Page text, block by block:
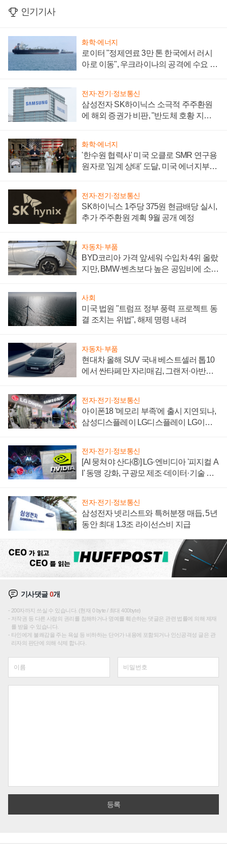
인기기사
화학·에너지
로이터 "정제연료 3만 톤 한국에서 러시
아로 이동", 우크라이나의 공격에 수요 늘
전자·전기·정보통신
삼성전자 SK하이닉스 소극적 주주환원
에 해외 증권가 비판, "반도체 호황 지속
화학·에너지
'한수원 협력사' 미국 오클로 SMR 연구용
원자로 '임계 상태' 도달, 미국 에너지부
전자·전기·정보통신
SK하이닉스 1주당 375원 현금배당 실시,
추가 주주환원 계획 9월 공개 예정
자동차·부품
BYD코리아 가격 앞세워 수입차 4위 올랐
지만, BMW·벤츠보다 높은 공임비에 소비
사회
미국 법원 "트럼프 정부 풍력 프로젝트 동
결 조치는 위법", 해제 명령 내려
자동차·부품
현대차 올해 SUV 국내 베스트셀러 톱10
에서 싼타페만 자리매김, 그랜저·아반떼
전자·전기·정보통신
아이폰18 '메모리 부족'에 출시 지연되나,
삼성디스플레이 LG디스플레이 LG이노
전자·전기·정보통신
[AI 뭉쳐야 산다⑧] LG·엔비디아 '피지컬 A
I' 동맹 강화, 구광모 제조·데이터·기술 결
전자·전기·정보통신
삼성전자 넷리스트와 특허분쟁 매듭, 5년
동안 최대 1.3조 라이선스비 지급
기사댓글0개
200자까지 쓰실 수 있습니다. (현재 0 byte / 최대 400byte)
저작권 등 다른 사람의 권리를 침해하거나 명예를 훼손하는 댓글은 관련 법률에 의해 제재
를 받을 수 있습니다.
타인에게 불쾌감을 주는 욕설 등 비하하는 단어가 내용에 포함되거나 인신공격성 글은 관
리자의 판단에 의해 삭제 합니다.